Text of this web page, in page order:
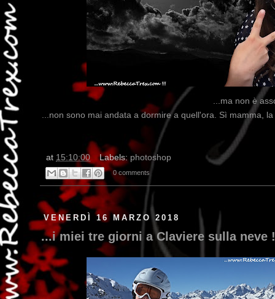
...ma non è
...non sono mai andata a dormire a quell'ora. Sì mamma,
at 15:10:00 Labels: photoshop
0 comments
VENERDÌ 16 MARZO 2018
...i miei tre giorni a Claviere sulla neve